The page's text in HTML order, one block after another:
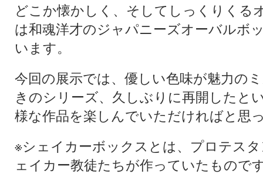
どこか懐かしく、そしてしっくりくる
は和魂洋才のジャパニーズオーバルボ
います。
今回の展示では、優しい色味が魅力の
きのシリーズ、久しぶりに再開したと
様な作品を楽しんでいただければと思
※シェイカーボックスとは、プロテス
ェイカー教徒たちが作っていたもので